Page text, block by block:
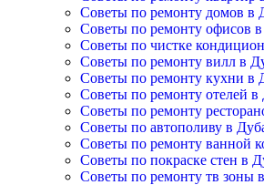
Советы по ремонту домов в
Советы по ремонту офисов
Советы по чистке
Советы по ремонту вилл в
Советы по ремонту кухни в
Советы по ремонту отелей в
Советы по ремонту
Советы по автополиву в
Советы по ремонту ванной
Советы по покраске стен в
Советы по ремонту тв зоны